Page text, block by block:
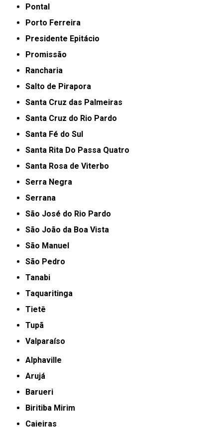
Pontal
Porto Ferreira
Presidente Epitácio
Promissão
Rancharia
Salto de Pirapora
Santa Cruz das Palmeiras
Santa Cruz do Rio Pardo
Santa Fé do Sul
Santa Rita Do Passa Quatro
Santa Rosa de Viterbo
Serra Negra
Serrana
São José do Rio Pardo
São João da Boa Vista
São Manuel
São Pedro
Tanabi
Taquaritinga
Tietê
Tupã
Valparaíso
Alphaville
Arujá
Barueri
Biritiba Mirim
Caieiras